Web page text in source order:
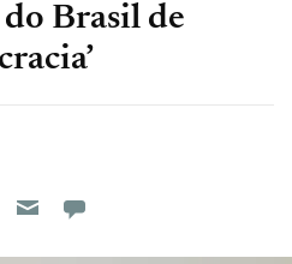
Brasil de
Reddit
Flipboard
on Pocket